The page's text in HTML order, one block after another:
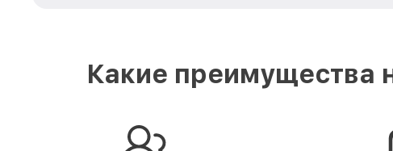
Какие преимущества